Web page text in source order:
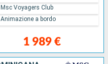
1 989 €
Msc Voyagers Club
Animazione a bordo